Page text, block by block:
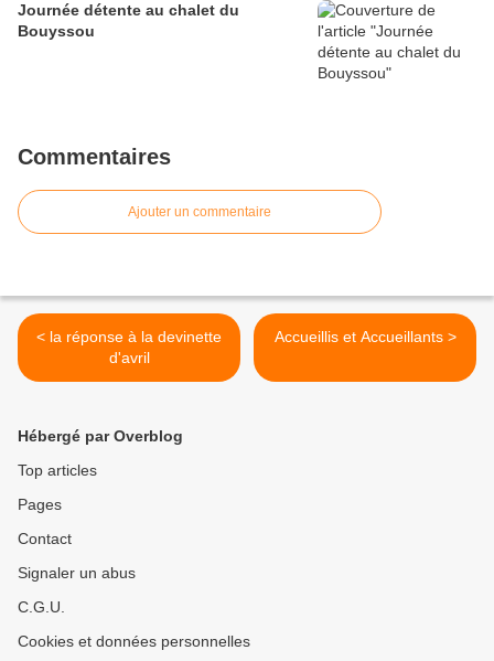
Journée détente au chalet du
Bouyssou
Commentaires
Ajouter un commentaire
< la réponse à la devinette
d'avril
Accueillis et Accueillants >
Hébergé par Overblog
Top articles
Pages
Contact
Signaler un abus
C.G.U.
Cookies et données personnelles